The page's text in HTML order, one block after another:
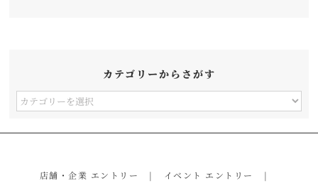
カテゴリーからさがす
カ
店舗・企業 エントリー
イベント エントリー